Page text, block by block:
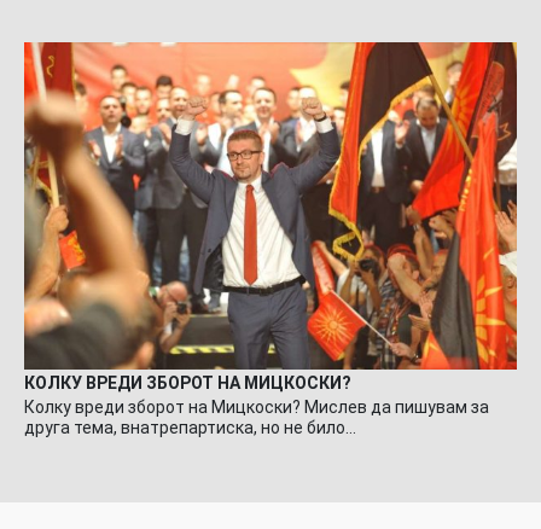
КОЛКУ ВРЕДИ ЗБОРОТ НА МИЦКОСКИ?
Колку вреди зборот на Мицкоски? Мислев да пишувам за
друга тема, внатрепартиска, но не било…